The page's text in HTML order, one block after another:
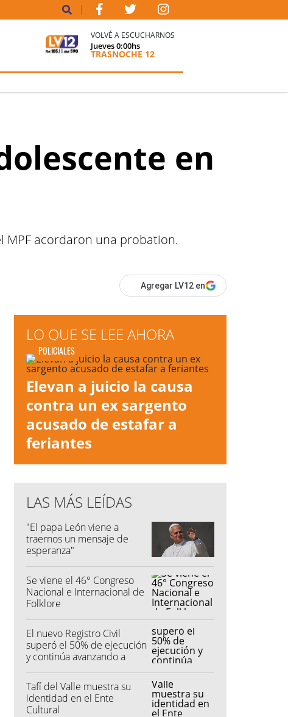
VOLVÉ A ESCUCHARNOS
Jueves0:00hs
TRASNOCHE 12
en
MPF acordaron una probation.
Agregar LV12 en
LO QUE SE LEE AHORA
POLICIALES
Elevan a juicio la causa
contra un ex sargento
acusado de estafar a
feriantes
LAS MÁS LEÍDAS
"El papa León viene a
traernos un mensaje de
esperanza"
Se viene el 46° Congreso
Nacional e Internacional de
Folklore
El nuevo Registro Civil
superó el 50% de ejecución
y continúa avanzando a
Tafí del Valle muestra su
identidad en el Ente
Cultural